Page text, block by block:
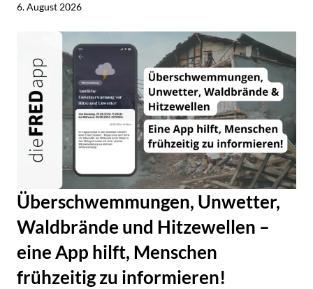
6. August 2026
Überschwemmungen, Unwetter,
Waldbrände und Hitzewellen –
eine App hilft, Menschen
frühzeitig zu informieren!